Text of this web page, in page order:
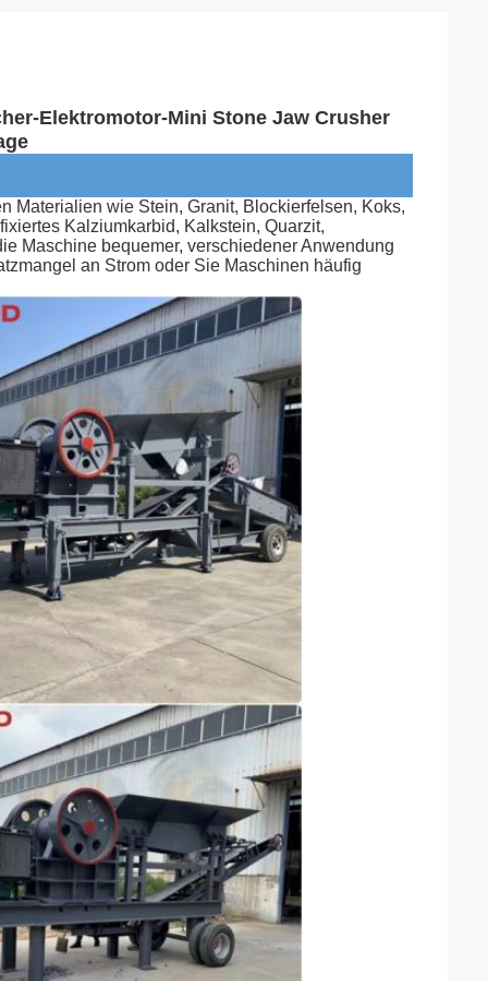
Elektromotor-Mini Stone Jaw Crusher
Materialien wie Stein, Granit, Blockierfelsen, Koks,
Kalziumkarbid, Kalkstein, Quarzit,
Maschine bequemer, verschiedener Anwendung
an Strom oder Sie Maschinen häufig